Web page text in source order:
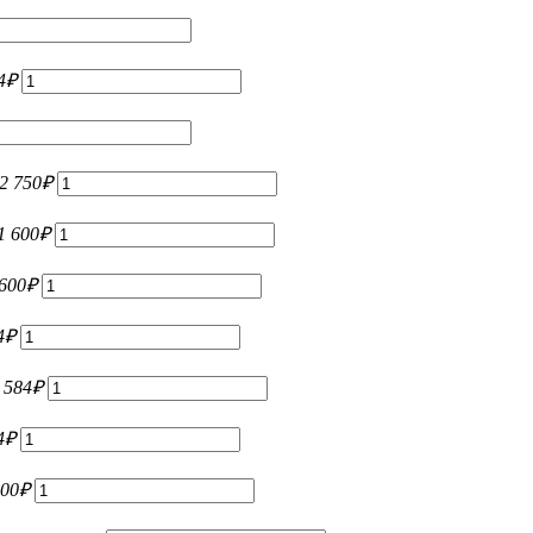
₽
2 750₽
1 600₽
₽
₽
584₽
₽
₽